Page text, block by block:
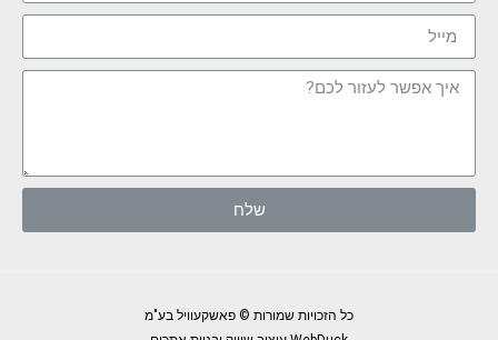
שלח
כל הזכויות שמורות © פאשקעוויל בע"מ